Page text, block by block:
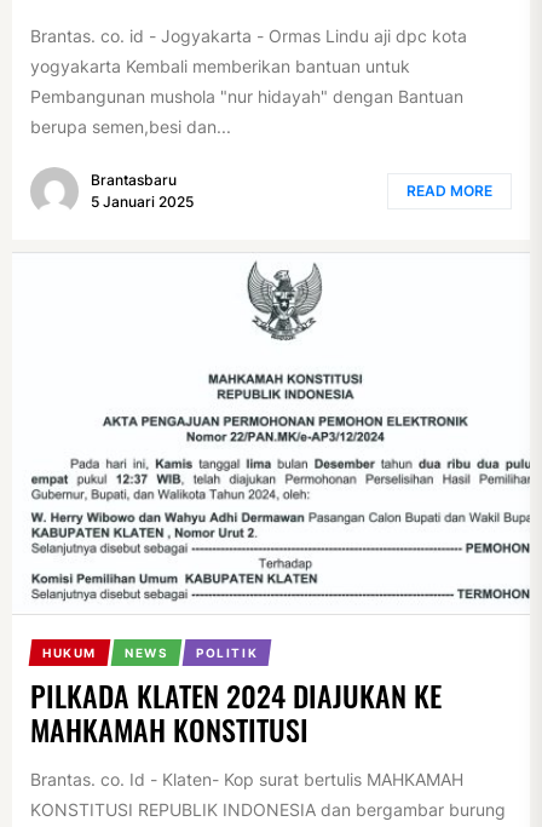
Brantas. co. id - Jogyakarta - Ormas Lindu aji dpc kota
yogyakarta Kembali memberikan bantuan untuk
Pembangunan mushola "nur hidayah" dengan Bantuan
berupa semen,besi dan...
Brantasbaru
5 Januari 2025
READ MORE
HUKUM NEWS POLITIK
PILKADA KLATEN 2024 DIAJUKAN KE
MAHKAMAH KONSTITUSI
Brantas. co. Id - Klaten- Kop surat bertulis MAHKAMAH
KONSTITUSI REPUBLIK INDONESIA dan bergambar burung